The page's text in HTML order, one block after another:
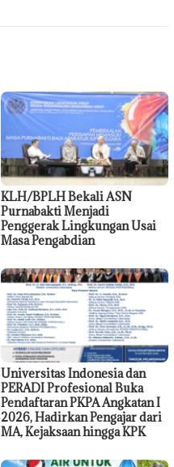
KLH/BPLH Bekali ASN
Purnabakti Menjadi
Penggerak Lingkungan Usai
Masa Pengabdian
Universitas Indonesia dan
PERADI Profesional Buka
Pendaftaran PKPA Angkatan I
2026, Hadirkan Pengajar dari
MA, Kejaksaan hingga KPK